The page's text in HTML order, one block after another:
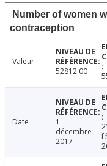
Number of women
contraception
Valeur
52812.00
Date
1
décembre
2017